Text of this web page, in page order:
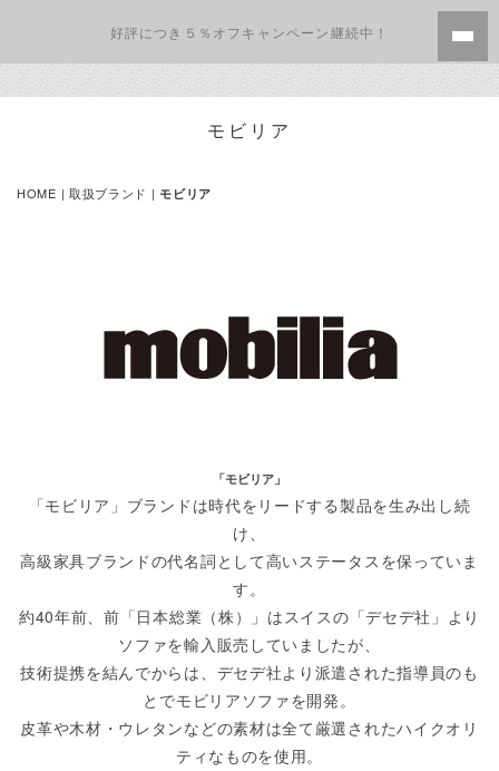
好評につき５％オフキャンペーン継続中！
モビリア
HOME | 取扱ブランド |モビリア
「モビリア」
「モビリア」ブランドは時代をリードする製品を生み出し続
け、
高級家具ブランドの代名詞として高いステータスを保っていま
す。
約40年前、前「日本総業（株）」はスイスの「デセデ社」より
ソファを輸入販売していましたが、
技術提携を結んでからは、デセデ社より派遣された指導員のも
とでモビリアソファを開発。
皮革や木材・ウレタンなどの素材は全て厳選されたハイクオリ
ティなものを使用。